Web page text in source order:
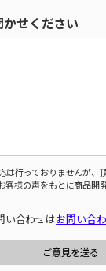
せください
は行っておりませんが、
客様の声をもとに商品開
い合わせはお問い合